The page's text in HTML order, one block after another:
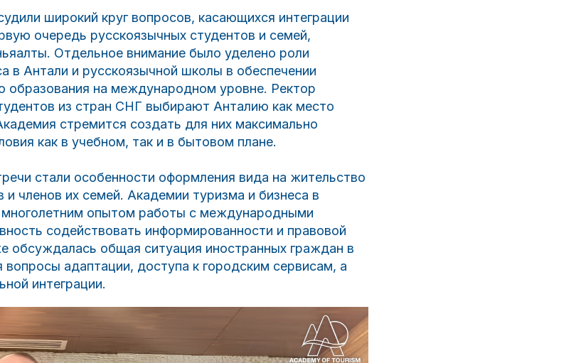
широкий круг вопросов, касающихся интеграции
очередь русскоязычных студентов и семей,
Отдельное внимание было уделено роли
в Антали и русскоязычной школы в обеспечении
образования на международном уровне. Ректор
из стран СНГ выбирают Анталию как место
стремится создать для них максимально
как в учебном, так и в бытовом плане.
стали особенности оформления вида на жительство
и членов их семей. Академии туризма и бизнеса в
многолетним опытом работы с международными
содействовать информированности и правовой
обсуждалась общая ситуация иностранных граждан в
адаптации, доступа к городским сервисам, а
интеграции.